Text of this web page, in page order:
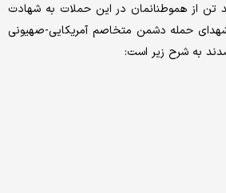
تن از هموطنانمان در این حملات به شهادت
حمله دشمن متخاصم آمریکایی-صهیونی
به شرح زیر است: